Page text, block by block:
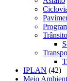
Trânsito
IPLAN (42)
Meio